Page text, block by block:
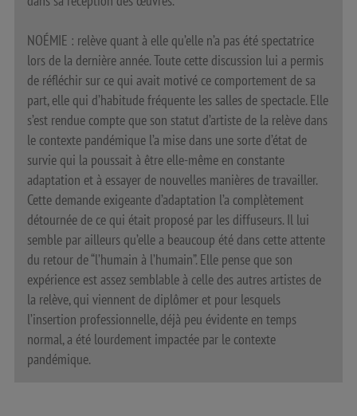
NOÉMIE : relève quant à elle qu’elle n’a pas été spectatrice
lors de la dernière année. Toute cette discussion lui a permis
de réfléchir sur ce qui avait motivé ce comportement de sa
part, elle qui d’habitude fréquente les salles de spectacle. Elle
s’est rendue compte que son statut d’artiste de la relève dans
le contexte pandémique l’a mise dans une sorte d’état de
survie qui la poussait à être elle-même en constante
adaptation et à essayer de nouvelles manières de travailler.
Cette demande exigeante d’adaptation l’a complètement
détournée de ce qui était proposé par les diffuseurs. Il lui
semble par ailleurs qu’elle a beaucoup été dans cette attente
du retour de “l’humain à l’humain”. Elle pense que son
expérience est assez semblable à celle des autres artistes de
la relève, qui viennent de diplômer et pour lesquels
l’insertion professionnelle, déjà peu évidente en temps
normal, a été lourdement impactée par le contexte
pandémique.